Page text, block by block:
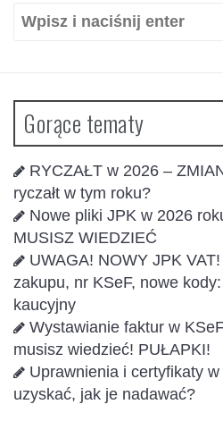
Szukaj:
Gorące tematy
RYCZAŁT w 2026 –
ryczałt w tym roku?
Nowe pliki JPK w 2026
MUSISZ WIEDZIEĆ
UWAGA! NOWY JPK
zakupu, nr KSeF, nowe
kaucyjny
Wystawianie faktur w
musisz wiedzieć! PUŁAPKI!
Uprawnienia i certyfikaty
uzyskać, jak je nadawać?